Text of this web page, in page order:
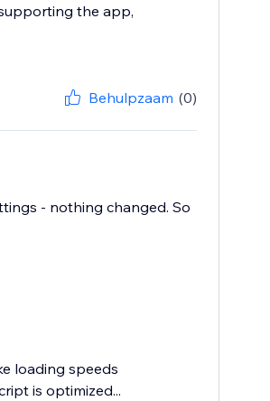
the app,
Behulpzaam (0)
- nothing changed. So
loading speeds
is optimized...